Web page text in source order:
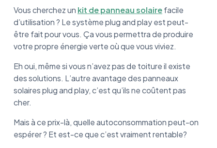
Vous cherchez un kit de panneau solairefacile
d’utilisation ? Le système plug and play est peut-
être fait pour vous. Ça vous permettra de produire
votre propre énergie verte où que vous viviez.
Eh oui, même si vous n’avez pas de toiture il existe
des solutions. L’autre avantage des panneaux
solaires plug and play, c’est qu’ils ne coûtent pas
cher.
Mais à ce prix-là, quelle autoconsommation peut-on
espérer ? Et est-ce que c’est vraiment rentable?